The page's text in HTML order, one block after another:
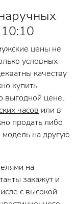
цены не
условных
качеству
купить
выгодной цене,
часов или в
продать либо
на другую
на
закажут и
с высокой